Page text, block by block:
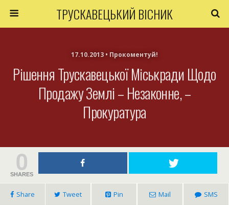
ТРУСКАВЕЦЬКИЙ ВІСНИК
17.10.2013 • Прокоментуй!
Рішення Трускавецької Міськради Щодо
Продажу Землі – Незаконне, –
Прокуратура
0
SHARES
Share Tweet Pin Mail SMS